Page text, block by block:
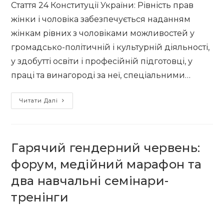
Стаття 24 Конституції України: Рівність прав
жінки і чоловіка забезпечується наданням
жінкам рівних з чоловіками можливостей у
громадсько-політичній і культурній діяльності,
у здобутті освіти і професійній підготовці, у
праці та винагороді за неї, спеціальними…
Читати Далі
дотримуються
та
можливості
для
жінок
Гарячий гендерний червень:
форум, медійний марафон та
два навчальні семінари-
тренінги